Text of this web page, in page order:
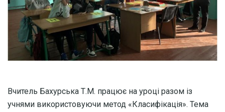
Вчитель Бахурська Т.М. працює на уроці разом із
учнями використовуючи метод «Класифікація». Тема